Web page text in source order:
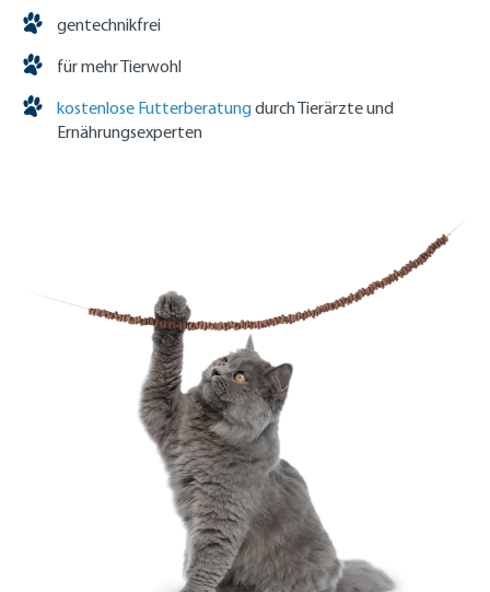
gentechnikfrei
für mehr Tierwohl
kostenlose Futterberatungdurch Tierärzte und
Ernährungsexperten